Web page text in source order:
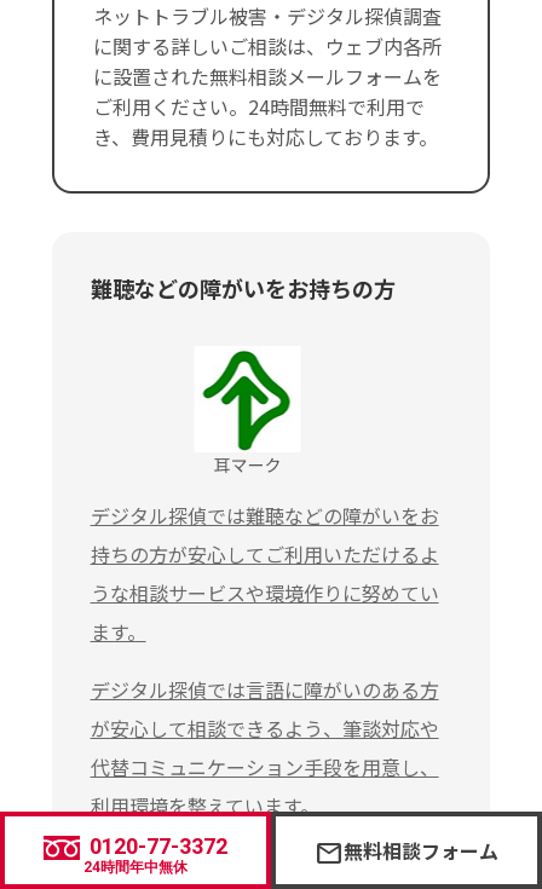
ネットトラブル被害・デジタル探偵調査
に関する詳しいご相談は、ウェブ内各所
に設置された無料相談メールフォームを
ご利用ください。24時間無料で利用で
き、費用見積りにも対応しております。
難聴などの障がいをお持ちの方
デジタル探偵では難聴などの障がいをお
持ちの方が安心してご利用いただけるよ
うな相談サービスや環境作りに努めてい
ます。
デジタル探偵では言語に障がいのある方
が安心して相談できるよう、筆談対応や
代替コミュニケーション手段を用意し、
利用環境を整えています。
0120-77-3372
24時間年中無休 mail無料相談フォーム